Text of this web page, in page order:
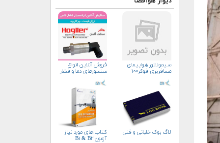
سیمولاتور هواپیمای
مسافربری فوکر۱۰۰
فروش آنلاین انواع
سنسورهای دما و فشار
لاگ بوک خلبانی و فنی
کتاب های مورد نیاز
آزمون B۱ & B۲